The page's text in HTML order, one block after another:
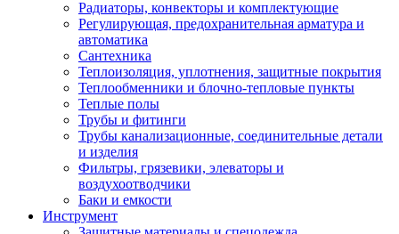
Радиаторы, конвекторы и комплектующие
Регулирующая, предохранительная арматура и
автоматика
Сантехника
Теплоизоляция, уплотнения, защитные покрытия
Теплообменники и блочно-тепловые пункты
Теплые полы
Трубы и фитинги
Трубы канализационные, соединительные детали
и изделия
Фильтры, грязевики, элеваторы и
воздухоотводчики
Баки и емкости
Инструмент